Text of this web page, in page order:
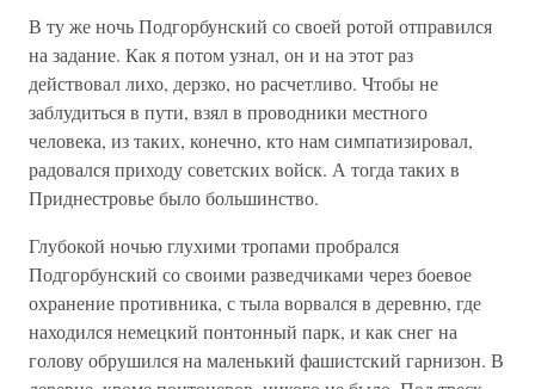
В ту же ночь Подгорбунский со своей ротой отправился
на задание. Как я потом узнал, он и на этот раз
действовал лихо, дерзко, но расчетливо. Чтобы не
заблудиться в пути, взял в проводники местного
человека, из таких, конечно, кто нам симпатизировал,
радовался приходу советских войск. А тогда таких в
Приднестровье было большинство.
Глубокой ночью глухими тропами пробрался
Подгорбунский со своими разведчиками через боевое
охранение противника, с тыла ворвался в деревню, где
находился немецкий понтонный парк, и как снег на
голову обрушился на маленький фашистский гарнизон. В